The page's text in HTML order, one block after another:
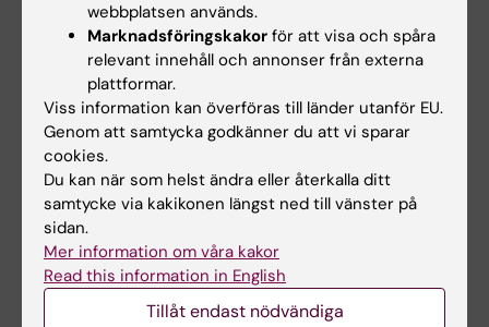
Controlling.
Rekvisition
En rekvisition skapas i UBW och skickas till de
bidragsgivare som önskar för att begära
utbetalning av beviljade bidrag. Det är inte att
likställa vid en kundfaktura, för när vi rekvirerar
pengar så uppstår ingen fordran och ingen
händelse på projektet. Projektet påverkas
först då betalning av rekvisitionen görs.
webbplatsen används.
Marknadsföringskakor för att visa och spåra
relevant innehåll och annonser från externa
plattformar.
Viss information kan överföras till länder utanför EU.
Genom att samtycka godkänner du att vi sparar
cookies.
Du kan när som helst ändra eller återkalla ditt
samtycke via kakikonen längst ned till vänster på
sidan.
Mer information om våra kakor
Read this information in English
Tillåt endast nödvändiga